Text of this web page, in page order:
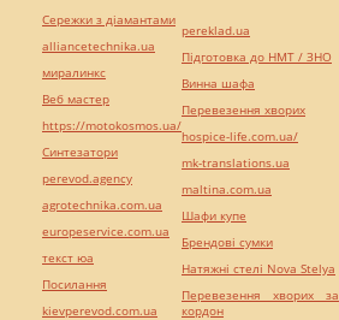
Сережки з діамантами
alliancetechnika.ua
миралинкс
Веб мастер
https://motokosmos.ua/
Синтезатори
perevod.agency
agrotechnika.com.ua
europeservice.com.ua
текст юа
Посилання
kievperevod.com.ua
pereklad.ua
Підготовка до НМТ / ЗНО
Винна шафа
Перевезення хворих
hospice-life.com.ua/
mk-translations.ua
maltina.com.ua
Шафи купе
Брендові сумки
Натяжні стелі Nova Stelya
Перевезення хворих за
кордон